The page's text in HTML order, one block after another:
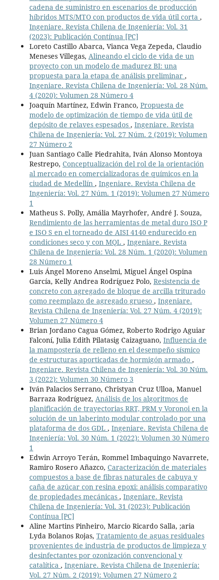
cadena de suministro en escenarios de producción
híbridos MTS/MTO con productos de vida útil corta ,
Ingeniare. Revista Chilena de Ingeniería: Vol. 31
(2023): Publicación Contínua [PC]
Loreto Castillo Abarca, Vianca Vega Zepeda, Claudio
Meneses Villegas, Alineando el ciclo de vida de un
proyecto con un modelo de madurez BI: una
propuesta para la etapa de análisis preliminar ,
Ingeniare. Revista Chilena de Ingeniería: Vol. 28 Núm.
4 (2020): Volumen 28 Número 4
Joaquín Martínez, Edwin Franco, Propuesta de
modelo de optimización de tiempo de vida útil de
depósito de relaves espesados , Ingeniare. Revista
Chilena de Ingeniería: Vol. 27 Núm. 2 (2019): Volumen
27 Número 2
Juan Santiago Calle Piedrahita, Iván Alonso Montoya
Restrepo, Conceptualización del rol de la orientación
al mercado en comercializadoras de químicos en la
ciudad de Medellín , Ingeniare. Revista Chilena de
Ingeniería: Vol. 27 Núm. 1 (2019): Volumen 27 Número
1
Matheus S. Polly, Amália Mayrhofer, André J. Souza,
Rendimiento de las herramientas de metal duro ISO P
e ISO S en el torneado de AISI 4140 endurecido en
condiciones seco y con MQL , Ingeniare. Revista
Chilena de Ingeniería: Vol. 28 Núm. 1 (2020): Volumen
28 Número 1
Luis Ángel Moreno Anselmi, Miguel Ángel Ospina
García, Kelly Andrea Rodríguez Polo, Resistencia de
concreto con agregado de bloque de arcilla triturado
como reemplazo de agregado grueso , Ingeniare.
Revista Chilena de Ingeniería: Vol. 27 Núm. 4 (2019):
Volumen 27 Número 4
Brian Jordano Cagua Gómez, Roberto Rodrigo Aguiar
Falconí, Julia Edith Pilatasig Caizaguano, Influencia de
la mampostería de relleno en el desempeño sísmico
de estructuras aporticadas de hormigón armado ,
Ingeniare. Revista Chilena de Ingeniería: Vol. 30 Núm.
3 (2022): Volumen 30 Número 3
Iván Palacios Serrano, Christyan Cruz Ulloa, Manuel
Barraza Rodríguez, Análisis de los algoritmos de
planificación de trayectorias RRT, PRM y Voronoi en la
solución de un laberinto modular controlado por una
plataforma de dos GDL , Ingeniare. Revista Chilena de
Ingeniería: Vol. 30 Núm. 1 (2022): Volumen 30 Número
1
Edwin Arroyo Terán, Rommel Imbaquingo Navarrete,
Ramiro Rosero Añazco, Caracterización de materiales
compuestos a base de fibras naturales de cabuya y
caña de azúcar con resina epoxi: análisis comparativo
de propiedades mecánicas , Ingeniare. Revista
Chilena de Ingeniería: Vol. 31 (2023): Publicación
Contínua [PC]
Aline Martins Pinheiro, Marcio Ricardo Salla, ;aria
Lyda Bolanos Rojas, Tratamiento de aguas residuales
provenientes de industria de productos de limpieza y
desinfectantes por ozonización convencional y
catalítica , Ingeniare. Revista Chilena de Ingeniería:
Vol. 27 Núm. 2 (2019): Volumen 27 Número 2